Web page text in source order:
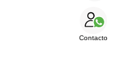
Contacto